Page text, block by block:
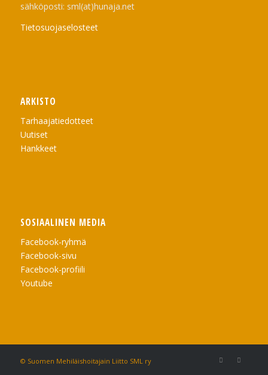
sähköposti: sml(at)hunaja.net
Tietosuojaselosteet
ARKISTO
Tarhaajatiedotteet
Uutiset
Hankkeet
SOSIAALINEN MEDIA
Facebook-ryhmä
Facebook-sivu
Facebook-profiili
Youtube
© Suomen Mehiläishoitajain Liitto SML ry